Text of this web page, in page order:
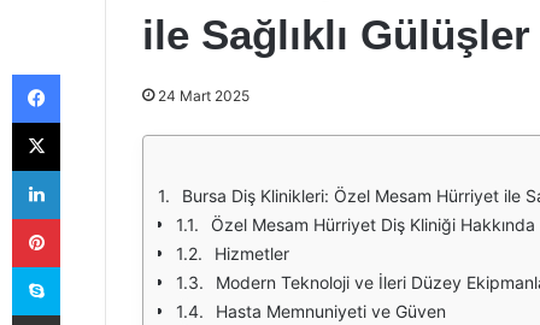
ile Sağlıklı Gülüşler
24 Mart 2025
Bursa Diş Klinikleri: Özel Mesam Hürriyet ile
Özel Mesam Hürriyet Diş Kliniği Hakkında
Hizmetler
Modern Teknoloji ve İleri Düzey
Hasta Memnuniyeti ve Güven
Facebook
X
LinkedIn
Pinterest
Skype
E-Posta ile paylaş